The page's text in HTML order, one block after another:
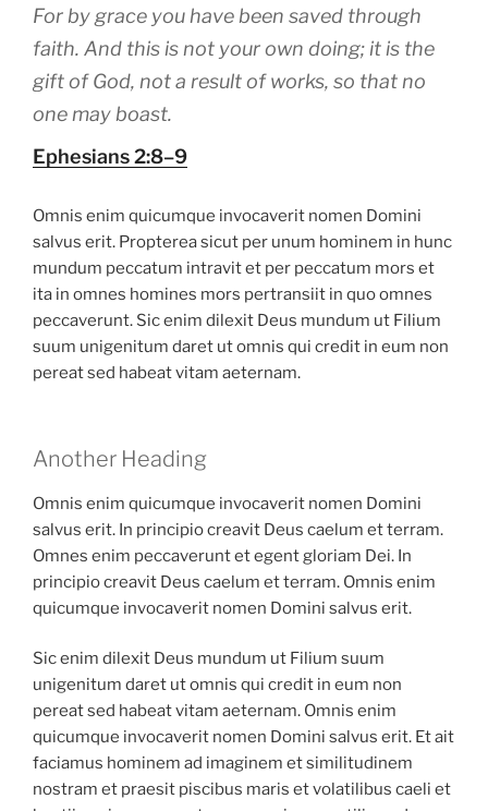
For by grace you have been saved through
faith. And this is not your own doing; it is the
gift of God, not a result of works, so that no
one may boast.
Ephesians 2:8–9
Omnis enim quicumque invocaverit nomen Domini
salvus erit. Propterea sicut per unum hominem in hunc
mundum peccatum intravit et per peccatum mors et
ita in omnes homines mors pertransiit in quo omnes
peccaverunt. Sic enim dilexit Deus mundum ut Filium
suum unigenitum daret ut omnis qui credit in eum non
pereat sed habeat vitam aeternam.
Another Heading
Omnis enim quicumque invocaverit nomen Domini
salvus erit. In principio creavit Deus caelum et terram.
Omnes enim peccaverunt et egent gloriam Dei. In
principio creavit Deus caelum et terram. Omnis enim
quicumque invocaverit nomen Domini salvus erit.
Sic enim dilexit Deus mundum ut Filium suum
unigenitum daret ut omnis qui credit in eum non
pereat sed habeat vitam aeternam. Omnis enim
quicumque invocaverit nomen Domini salvus erit. Et ait
faciamus hominem ad imaginem et similitudinem
nostram et praesit piscibus maris et volatilibus caeli et